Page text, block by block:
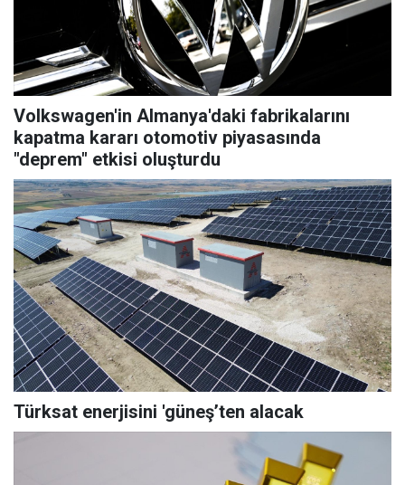
Volkswagen'in Almanya'daki fabrikalarını
kapatma kararı otomotiv piyasasında
"deprem" etkisi oluşturdu
Türksat enerjisini 'güneş’ten alacak